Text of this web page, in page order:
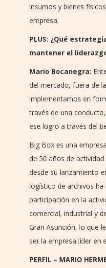
insumos y bienes
empresa.
PLUS: ¿Qué
mantener el
Mario Bocanegra:
del mercado, fuera de
implementamos en
través de una
ese logro a través del
Big Box es una
de 50 años de
desde su lanzamiento
logístico de archivos
participación en la
comercial, industrial y
Gran Asunción, lo que
ser la empresa líder en
PERFIL – MARIO